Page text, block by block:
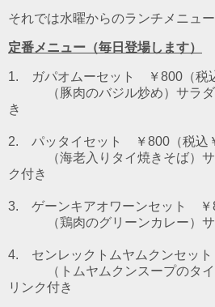
それでは水曜からのランチメニュ
定番メニュー（毎日登場します）
1. ガパオムーセット ￥800（税
（豚肉のバジル炒め） サラ
き
2. パッタイセット ￥800（税込
（海老入りタイ焼きそば）
ク付き
3. ゲーンキアオワーンセット ￥
（鶏肉のグリーンカレー）
4. センレックトムヤムクンセッ
（トムヤムクンスープのタ
リンク付き